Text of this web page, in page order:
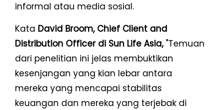
informal atau media sosial.
Kata David Broom, Chief Client and
Distribution Officer di Sun Life Asia,"Temuan
dari penelitian ini jelas membuktikan
kesenjangan yang kian lebar antara
mereka yang mencapai stabilitas
keuangan dan mereka yang terjebak di